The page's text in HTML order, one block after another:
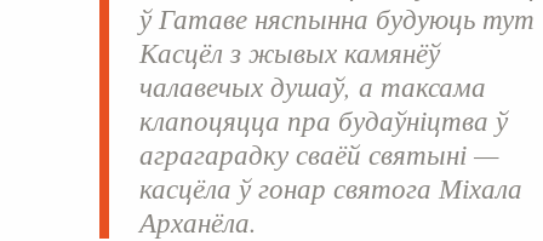
ў Гатаве няспынна будуюць тут
Касцёл з жывых камянёў
чалавечых душаў, а таксама
клапоцяцца пра будаўніцтва ў
аграгарадку сваёй святыні —
касцёла ў гонар святога Міхала
Арханёла.